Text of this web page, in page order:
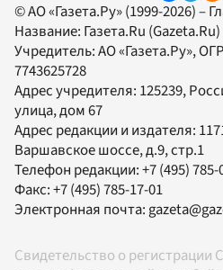
© АО «Газета.Ру» (1999-2026) –
Название: Газета.Ru (Gazeta.Ru)
Учредитель:АО «Газета.Ру»,
7743625728
Адрес учредителя: 125239,
улица, дом 67
Адрес редакции и издателя:
Варшавское шоссе, д.9, стр.1
Телефон редакции:+7 (495)
Факс:+7 (495) 785-17-01
Электронная почта:
Свидетельство о